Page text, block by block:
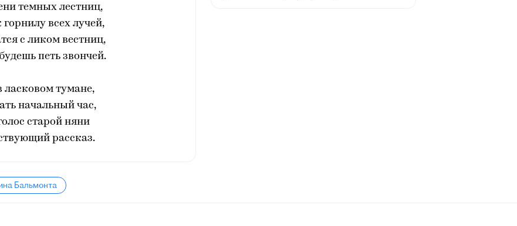
темных лестниц,
горнилу всех лучей,
с ликом вестниц,
петь звончей.
ласковом тумане,
начальный час,
старой няни
рассказ.
Бальмонта